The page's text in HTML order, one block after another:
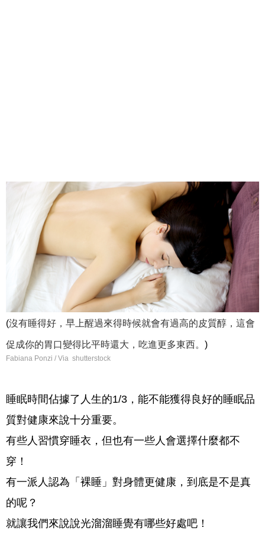
(沒有睡得好，早上醒過來得時候就會有過高的皮質醇，這會
促成你的胃口變得比平時還大，吃進更多東西。
)
Fabiana Ponzi / Via shutterstock
睡眠時間佔據了人生的1/3，能不能獲得良好的睡眠品
質對健康來說十分重要。
有些人習慣穿睡衣，但也有一些人會選擇什麼都不
穿！
有一派人認為「裸睡」對身體更健康，到底是不是真
的呢？
就讓我們來說說光溜溜睡覺有哪些好處吧！